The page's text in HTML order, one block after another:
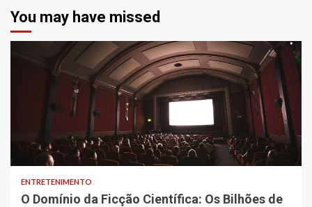
You may have missed
6 min read
ENTRETENIMENTO
O Domínio da Ficção Científica: Os Bilhões de